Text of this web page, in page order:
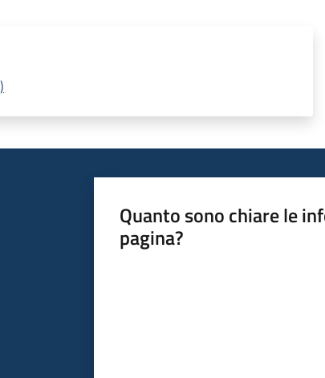
)
Quanto sono chiare le
pagina?